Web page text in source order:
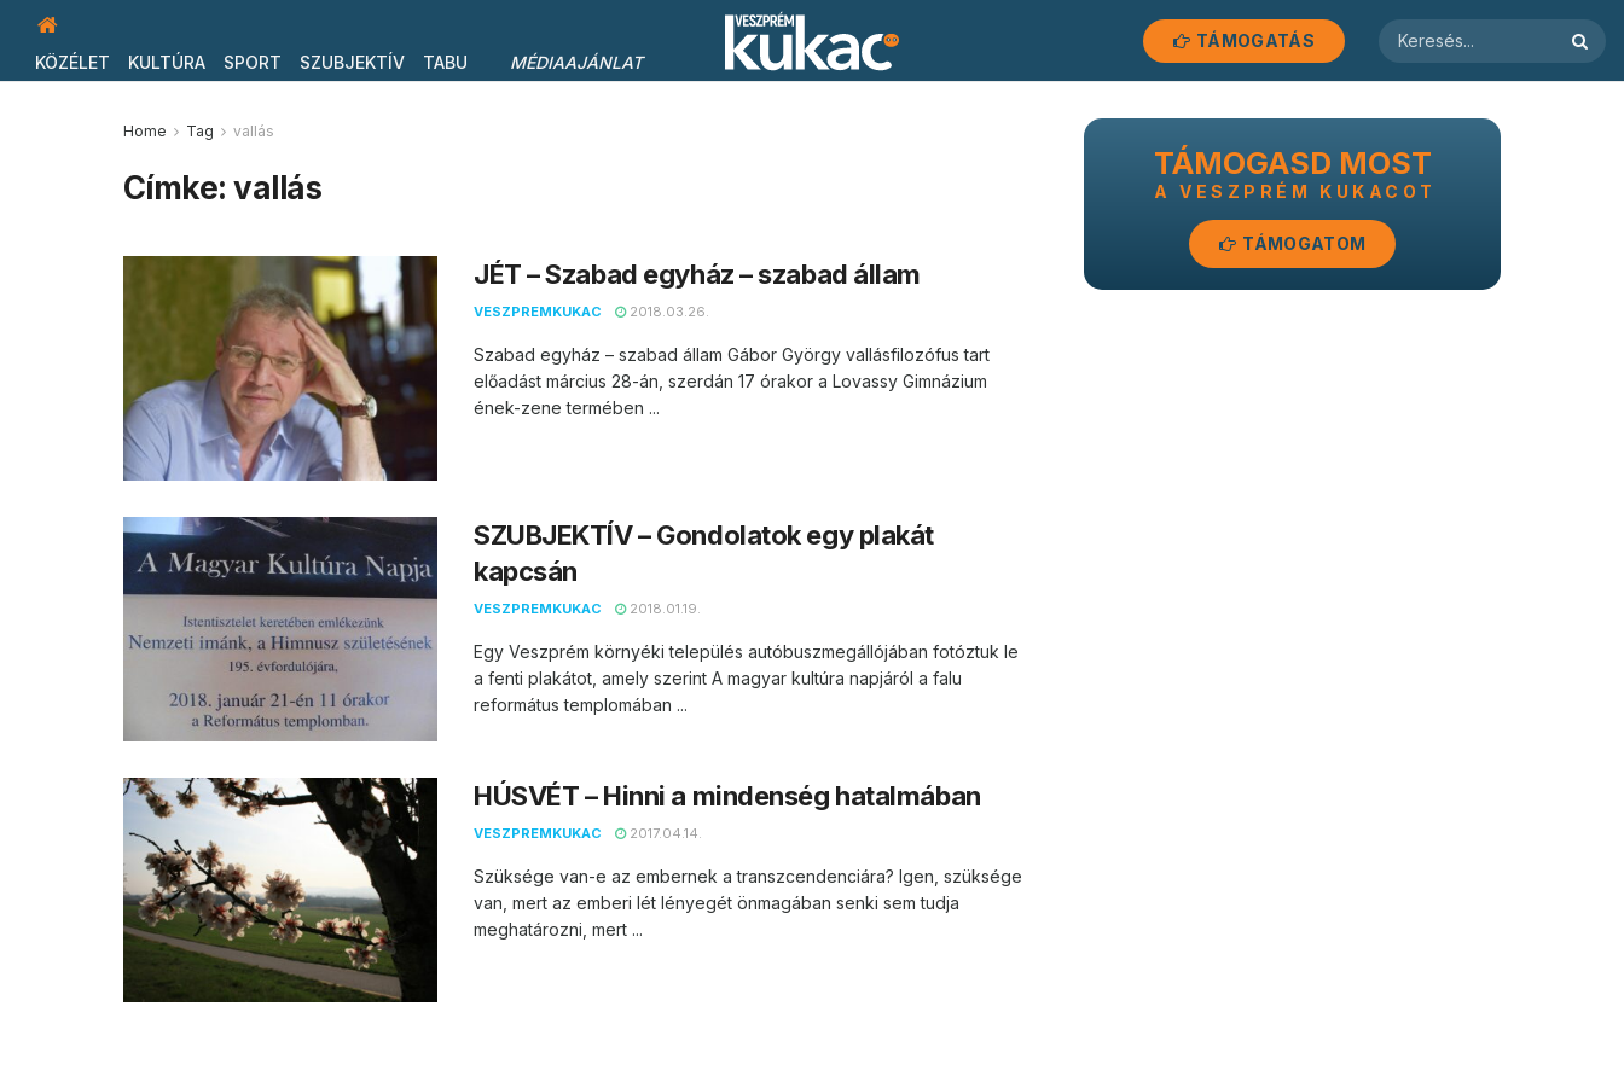
KÖZÉLET KULTÚRA SPORT SZUBJEKTÍV TABU MÉDIAAJÁNLAT
TÁMOGATÁS
Home Tag vallás
Címke:vallás
JÉT – Szabad egyház – szabad állam
VESZPREMKUKAC 2018.03.26.
Szabad egyház – szabad állam Gábor György vallásfilozófus tart
előadást március 28-án, szerdán 17 órakor a Lovassy Gimnázium
ének-zene termében ...
SZUBJEKTÍV – Gondolatok egy plakát
kapcsán
VESZPREMKUKAC 2018.01.19.
Egy Veszprém környéki település autóbuszmegállójában fotóztuk le
a fenti plakátot, amely szerint A magyar kultúra napjáról a falu
református templomában ...
HÚSVÉT – Hinni a mindenség hatalmában
VESZPREMKUKAC 2017.04.14.
Szüksége van-e az embernek a transzcendenciára? Igen, szüksége
van, mert az emberi lét lényegét önmagában senki sem tudja
meghatározni, mert ...
TÁMOGASD MOST
A VESZPRÉM KUKACOT
TÁMOGATOM